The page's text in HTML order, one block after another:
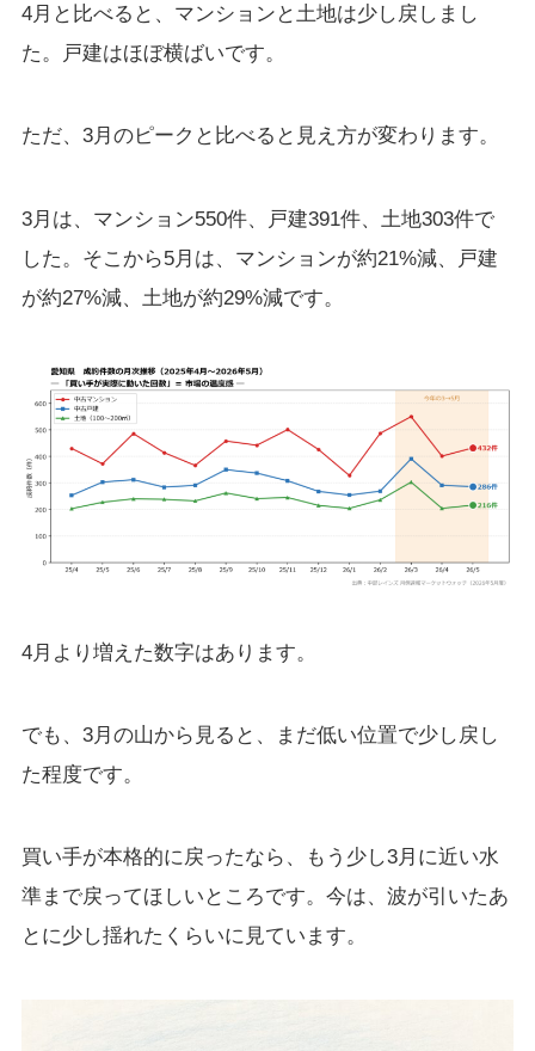
4月と比べると、マンションと土地は少し戻しまし
た。戸建はほぼ横ばいです。
ただ、3月のピークと比べると見え方が変わります。
3月は、マンション550件、戸建391件、土地303件で
した。そこから5月は、マンションが約21%減、戸建
が約27%減、土地が約29%減です。
4月より増えた数字はあります。
でも、3月の山から見ると、まだ低い位置で少し戻し
た程度です。
買い手が本格的に戻ったなら、もう少し3月に近い水
準まで戻ってほしいところです。今は、波が引いたあ
とに少し揺れたくらいに見ています。